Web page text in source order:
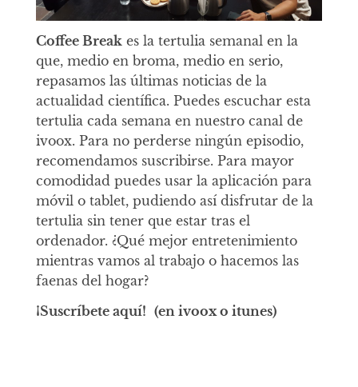
Coffee Break es la tertulia semanal en la
que, medio en broma, medio en serio,
repasamos las últimas noticias de la
actualidad científica. Puedes escuchar esta
tertulia cada semana en nuestro canal de
ivoox. Para no perderse ningún episodio,
recomendamos suscribirse. Para mayor
comodidad puedes usar la aplicación para
móvil o tablet, pudiendo así disfrutar de la
tertulia sin tener que estar tras el
ordenador. ¿Qué mejor entretenimiento
mientras vamos al trabajo o hacemos las
faenas del hogar?
¡Suscríbete aquí! (en ivoox o itunes)